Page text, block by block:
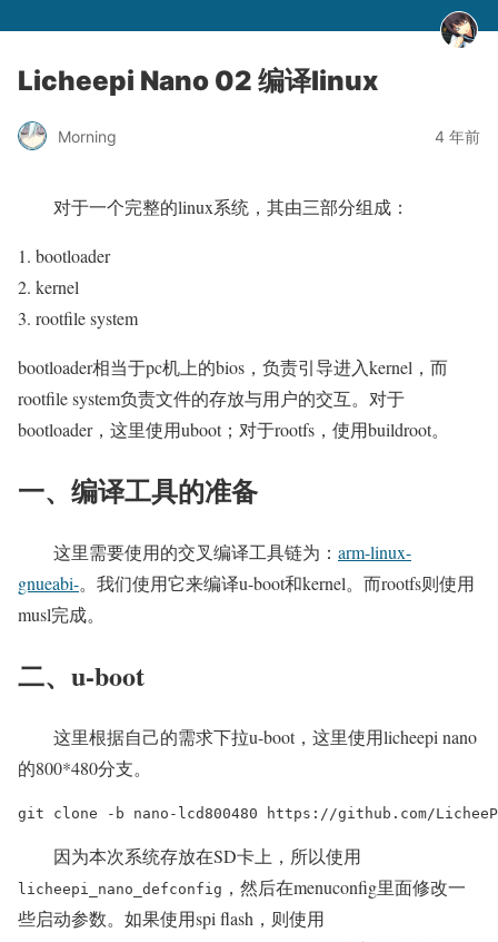
Licheepi Nano 02 编译linux
Morning 4 年前
对于一个完整的linux系统，其由三部分组成：
bootloader
kernel
rootfile system
bootloader相当于pc机上的bios，负责引导进入kernel，而
rootfile system负责文件的存放与用户的交互。对于
bootloader，这里使用uboot；对于rootfs，使用buildroot。
一、编译工具的准备
这里需要使用的交叉编译工具链为： arm-linux-
gnueabi-。我们使用它来编译u-boot和kernel。而rootfs则使用
musl完成。
二、u-boot
这里根据自己的需求下拉u-boot，这里使用licheepi nano
的800*480分支。
git clone -b nano-lcd800480 https://github.com/
因为本次系统存放在SD卡上，所以使用
licheepi_nano_defconfig ，然后在menuconfig里面修改一
些启动参数。如果使用spi flash，则使用